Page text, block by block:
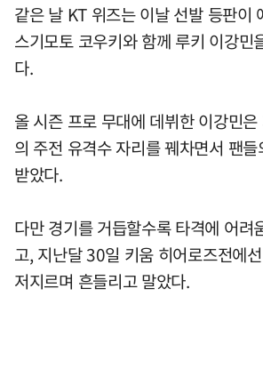
같은 날 KT 위즈는 이날 선발 등판이
스기모토 코우키와 함께 루키 이강민
다.
올 시즌 프로 무대에 데뷔한 이강민
의 주전 유격수 자리를 꿰차면서 팬
받았다.
다만 경기를 거듭할수록 타격에 어려
고, 지난달 30일 키움 히어로즈전에
저지르며 흔들리고 말았다.